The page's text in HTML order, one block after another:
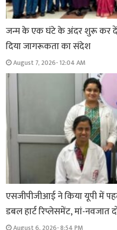
जन्म के एक घंटे के अंदर शुरू कर दें
दिया जागरूकता का संदेश
August 7, 2026- 12:04 AM
एसजीपीजीआई ने किया यूपी में
डबल हार्ट रिप्लेसमेंट, मां-नवजात